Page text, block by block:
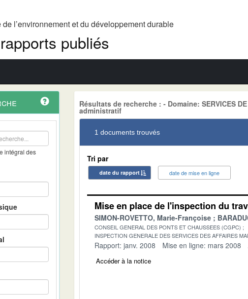
l’environnement et du développement durable
publiés
intégral des
Résultats de recherche : - Domaine: SERVICES
administratif
1 documents trouvés
Tri par
date du rapport date de mise en ligne
Mise en place de l'inspection du
SIMON-ROVETTO, Marie-Françoise
CONSEIL GENERAL DES PONTS ET CHAUSSEES (CGPC)
INSPECTION GENERALE DES SERVICES DES AFFAIRES
Rapport: janv. 2008 Mise en ligne: mars 2008
Accéder à la notice